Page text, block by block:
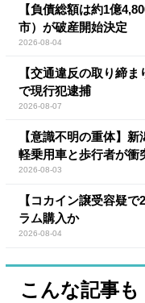
【負債総額は約1億
市）が破産開始決定
2026-08-04
【交通違反の取り締
で現行犯逮捕
2026-08-07
【意識不明の重体】
軽乗用車と歩行者が衝
2026-08-03
【コカイン譲受容疑
ラム購入か
2026-08-04
こんな記事も